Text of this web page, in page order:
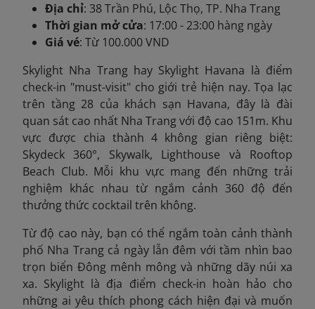
Địa chỉ: 38 Trần Phú, Lộc Thọ, TP. Nha Trang
Thời gian mở cửa: 17:00 - 23:00 hàng ngày
Giá vé: Từ 100.000 VND
Skylight Nha Trang hay Skylight Havana là điểm
check-in "must-visit" cho giới trẻ hiện nay. Tọa lạc
trên tầng 28 của khách sạn Havana, đây là đài
quan sát cao nhất Nha Trang với độ cao 151m. Khu
vực được chia thành 4 không gian riêng biệt:
Skydeck 360°, Skywalk, Lighthouse và Rooftop
Beach Club. Mỗi khu vực mang đến những trải
nghiệm khác nhau từ ngắm cảnh 360 độ đến
thưởng thức cocktail trên không.
Từ độ cao này, bạn có thể ngắm toàn cảnh thành
phố Nha Trang cả ngày lẫn đêm với tầm nhìn bao
trọn biển Đông mênh mông và những dãy núi xa
xa. Skylight là địa điểm check-in hoàn hảo cho
những ai yêu thích phong cách hiện đại và muốn